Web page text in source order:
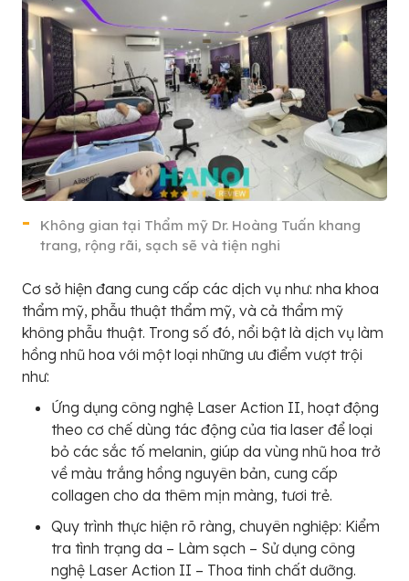
Không gian tại Thẩm mỹ Dr. Hoàng Tuấn khang
trang, rộng rãi, sạch sẽ và tiện nghi
Cơ sở hiện đang cung cấp các dịch vụ như: nha khoa
thẩm mỹ, phẫu thuật thẩm mỹ, và cả thẩm mỹ
không phẫu thuật. Trong số đó, nổi bật là dịch vụ làm
hồng nhũ hoa với một loại những ưu điểm vượt trội
như:
Ứng dụng công nghệ Laser Action II, hoạt động
theo cơ chế dùng tác động của tia laser để loại
bỏ các sắc tố melanin, giúp da vùng nhũ hoa trở
về màu trắng hồng nguyên bản, cung cấp
collagen cho da thêm mịn màng, tươi trẻ.
Quy trình thực hiện rõ ràng, chuyên nghiệp: Kiểm
tra tình trạng da – Làm sạch – Sử dụng công
nghệ Laser Action II – Thoa tinh chất dưỡng.